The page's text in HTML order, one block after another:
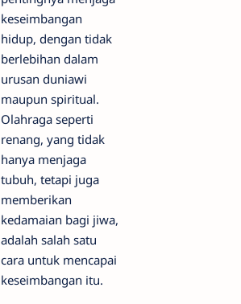
keseimbangan
hidup, dengan tidak
berlebihan dalam
urusan duniawi
maupun spiritual.
Olahraga seperti
renang, yang tidak
hanya menjaga
tubuh, tetapi juga
memberikan
kedamaian bagi jiwa,
adalah salah satu
cara untuk mencapai
keseimbangan itu.